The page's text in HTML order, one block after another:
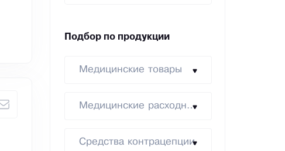
Подбор по продукции
Медицинские товары
Медицинские расходники
Средства контрацепции